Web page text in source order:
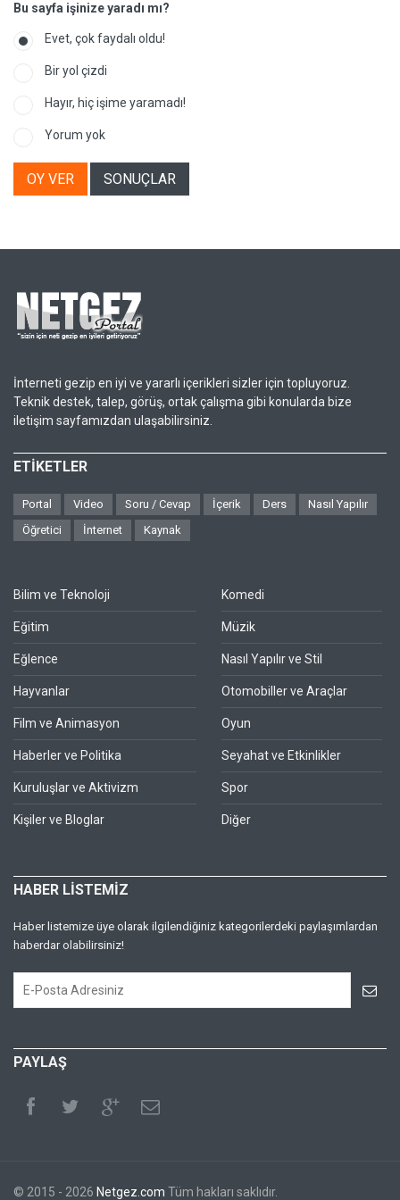
Bu sayfa işinize yaradı mı?
Evet, çok faydalı oldu!
Bir yol çizdi
Hayır, hiç işime yaramadı!
Yorum yok
OY VER SONUÇLAR
İnterneti gezip en iyi ve yararlı içerikleri sizler için topluyoruz.
Teknik destek, talep, görüş, ortak çalışma gibi konularda bize
iletişim sayfamızdan ulaşabilirsiniz.
ETİKETLER
Portal Video Soru / Cevap İçerik Ders
Nasıl Yapılır
Öğretici
İnternet Kaynak
Bilim ve Teknoloji
Eğitim
Eğlence
Hayvanlar
Film ve Animasyon
Haberler ve Politika
Kuruluşlar ve Aktivizm
Kişiler ve Bloglar
Komedi
Müzik
Nasıl Yapılır ve Stil
Otomobiller ve Araçlar
Oyun
Seyahat ve Etkinlikler
Spor
Diğer
HABER LİSTEMİZ
Haber listemize üye olarak ilgilendiğiniz kategorilerdeki paylaşımlardan
haberdar olabilirsiniz!
PAYLAŞ
© 2015 - 2026 Netgez.com Tüm hakları saklıdır.